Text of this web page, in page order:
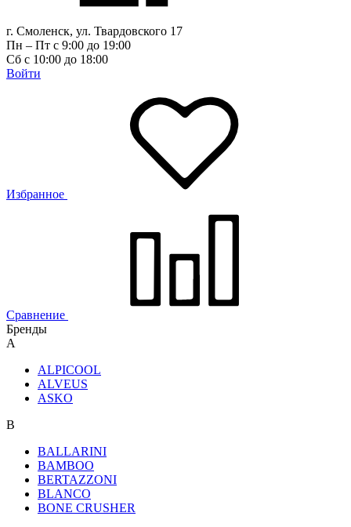
г. Смоленск, ул. Твардовского 17
Пн – Пт с 9:00 до 19:00
Сб с 10:00 до 18:00
Войти
Избранное
Сравнение
Бренды
A
ALPICOOL
ALVEUS
ASKO
B
BALLARINI
BAMBOO
BERTAZZONI
BLANCO
BONE CRUSHER